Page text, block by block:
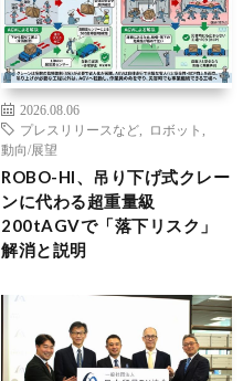
2026.08.06
プレスリリースなど
ロボット
動向/展望
ROBO-HI、吊り下げ式クレー
ンに代わる超重量級
200tAGVで「落下リスク」
解消と説明